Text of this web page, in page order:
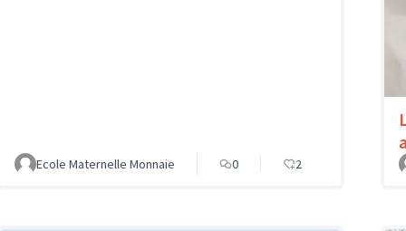
Ecole Maternelle Monnaie 0 2